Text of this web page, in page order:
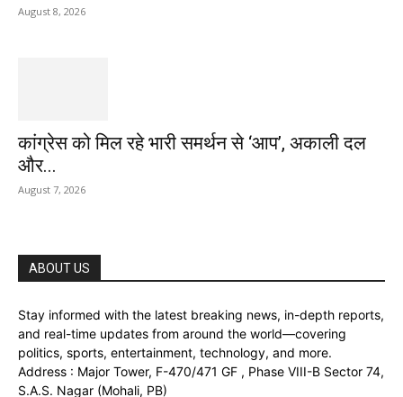
August 8, 2026
कांग्रेस को मिल रहे भारी समर्थन से ‘आप’, अकाली दल
और...
August 7, 2026
ABOUT US
Stay informed with the latest breaking news, in-depth reports,
and real-time updates from around the world—covering
politics, sports, entertainment, technology, and more.
Address : Major Tower, F-470/471 GF , Phase VIII-B Sector 74,
S.A.S. Nagar (Mohali, PB)